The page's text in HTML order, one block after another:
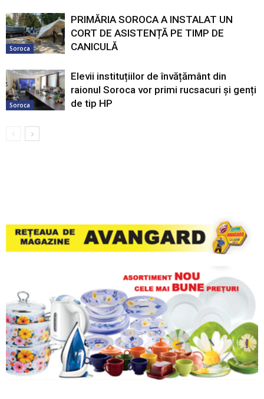
Soroca
PRIMĂRIA SOROCA A INSTALAT UN
CORT DE ASISTENȚĂ PE TIMP DE
CANICULĂ
Soroca
Elevii instituțiilor de învățământ din
raionul Soroca vor primi rucsacuri și genți
de tip HP